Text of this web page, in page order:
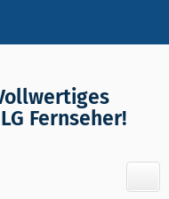
Fernseher!